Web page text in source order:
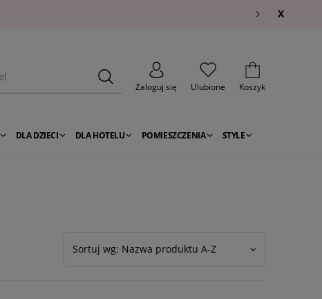
X
Zaloguj się
Ulubione Koszyk
DLA DZIECI DLA HOTELU POMIESZCZENIA STYLE
Sortuj wg: Nazwa produktu A-Z